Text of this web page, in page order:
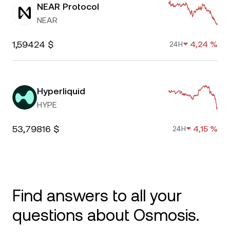
NEAR Protocol
NEAR
1,59424 $ 24H 4,24 %
Hyperliquid
HYPE
53,79816 $ 24H 4,15 %
Find answers to all your
questions about Osmosis.